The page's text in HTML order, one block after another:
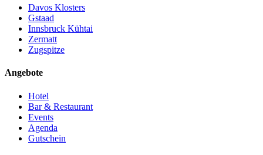
Davos Klosters
Gstaad
Innsbruck Kühtai
Zermatt
Zugspitze
Angebote
Hotel
Bar & Restaurant
Events
Agenda
Gutschein